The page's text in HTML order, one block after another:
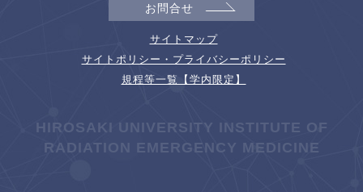
お問合せ
サイトマップ
サイトポリシー・プライバシーポリシー
規程等一覧【学内限定】
HIROSAKI UNIVERSITY INSTITUTE OF
RADIATION EMERGENCY MEDICINE